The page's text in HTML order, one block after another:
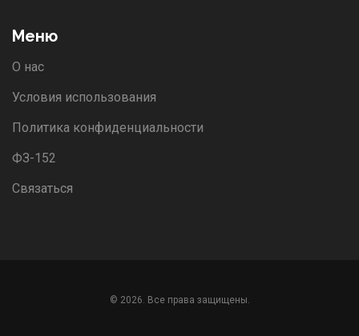
Меню
О нас
Условия использования
Политика конфиденциальности
ФЗ-152
Связаться
© 2026. Все права защищены.